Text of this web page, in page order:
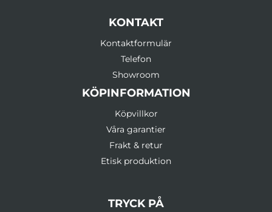
KONTAKT
Kontaktformulär
Telefon
Showroom
KÖPINFORMATION
Köpvillkor
Våra garantier
Frakt & retur
Etisk produktion
TRYCK PÅ